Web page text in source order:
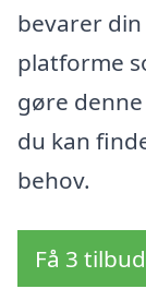
bevarer
platforme
gøre
du kan
behov.
Få 3